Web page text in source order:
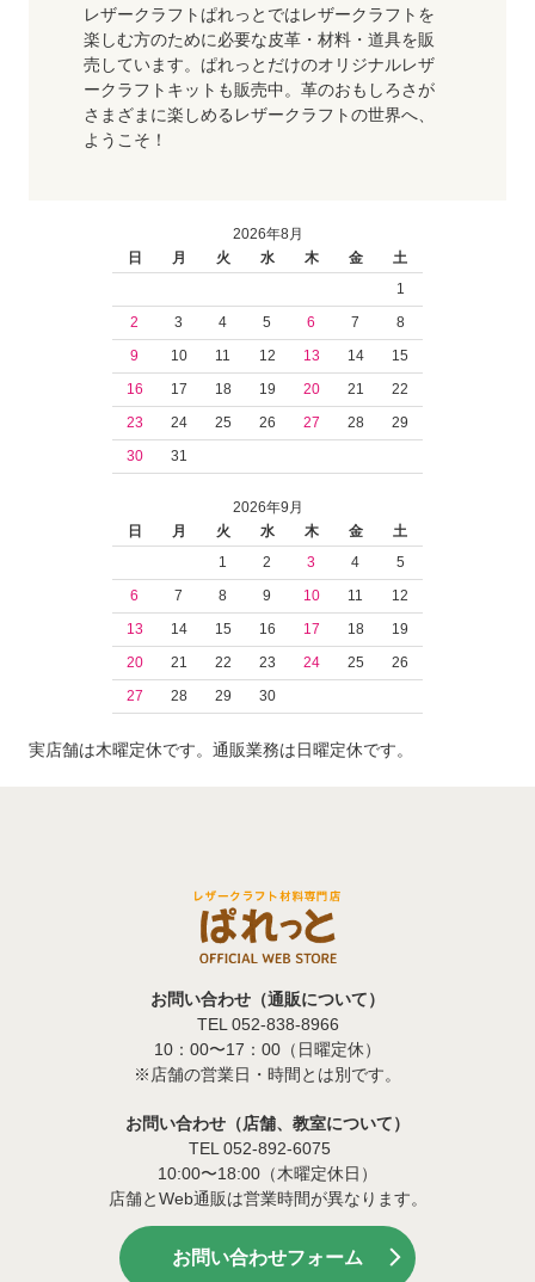
レザークラフトぱれっとではレザークラフトを
楽しむ方のために必要な皮革・材料・道具を販
売しています。ぱれっとだけのオリジナルレザ
ークラフトキットも販売中。革のおもしろさが
さまざまに楽しめるレザークラフトの世界へ、
ようこそ！
2026年8月
日
月 火 水 木 金
土
1
2
3 4 5 6 7
8
9
10 11 12 13 14
15
16
17 18 19 20 21
22
23
24 25 26 27 28
29
30
31
2026年9月
日
月 火 水 木 金
土
1
2 3 4
5
6
7 8 9 10 11
12
13
14 15 16 17 18
19
20
21 22 23 24 25
26
27
28 29 30
実店舗は木曜定休です。通販業務は日曜定休です。
お問い合わせ（通販について）
TEL 052-838-8966
10：00〜17：00（日曜定休）
※店舗の営業日・時間とは別です。
お問い合わせ（店舗、教室について）
TEL 052-892-6075
10:00〜18:00（木曜定休日）
店舗とWeb通販は営業時間が異なります。
お問い合わせフォーム